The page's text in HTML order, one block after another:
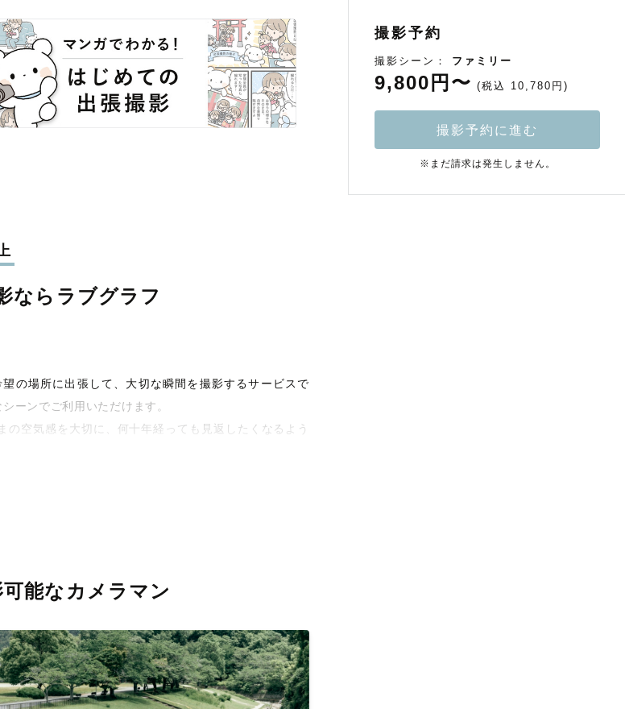
なら ラブグラフ
の場所に出張して、大切な瞬間を撮影するサービスで
ーンでご利用いただけます。
空気感を大切に、何十年経っても見返したくなるよう
ずは、ラブグラフの撮影事例をご覧ください。
能なカメラマン
撮影予約
撮影シーン： ファミリー
9,800円〜 (税込 10,780円)
撮影予約に進む
※まだ請求は発生しません。